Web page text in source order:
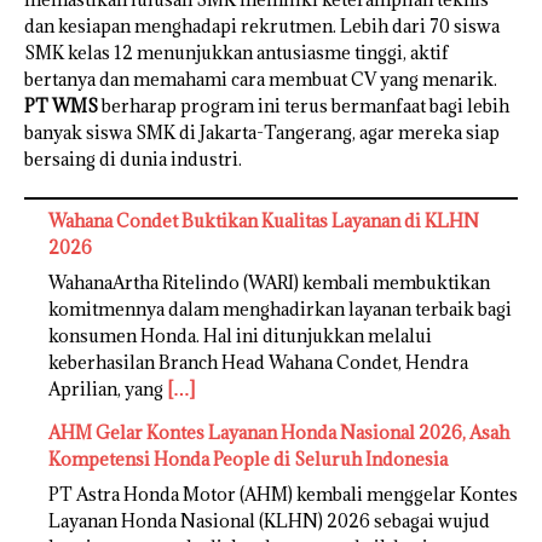
dan kesiapan menghadapi rekrutmen. Lebih dari 70 siswa
SMK kelas 12 menunjukkan antusiasme tinggi, aktif
bertanya dan memahami cara membuat CV yang menarik.
PT WMSberharap program ini terus bermanfaat bagi lebih
banyak siswa SMK di Jakarta-Tangerang, agar mereka siap
bersaing di dunia industri.
Wahana Condet Buktikan Kualitas Layanan di KLHN
2026
WahanaArtha Ritelindo (WARI) kembali membuktikan
komitmennya dalam menghadirkan layanan terbaik bagi
konsumen Honda. Hal ini ditunjukkan melalui
keberhasilan Branch Head Wahana Condet, Hendra
Aprilian, yang […]
AHM Gelar Kontes Layanan Honda Nasional 2026, Asah
Kompetensi Honda People di Seluruh Indonesia
PT Astra Honda Motor (AHM) kembali menggelar Kontes
Layanan Honda Nasional (KLHN) 2026 sebagai wujud